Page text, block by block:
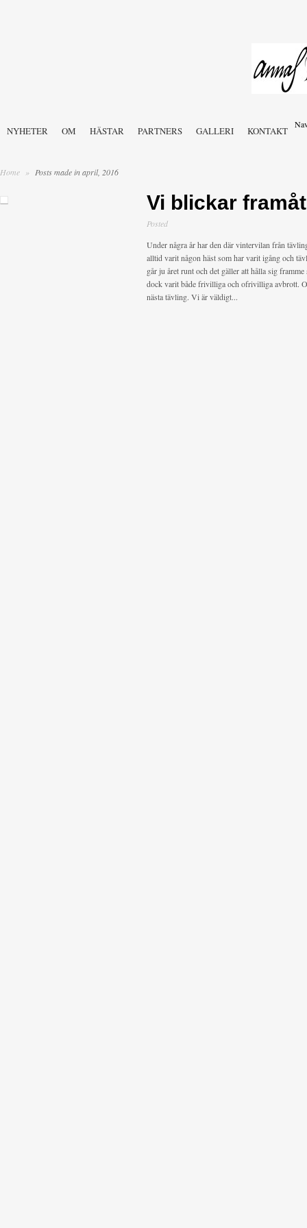
NYHETER OM HÄSTAR PARTNERS GALLERI KONTAKT
Home » Posts made in april, 2016
Vi blickar framåt
Posted
Under några år har den där vintervilan från
alltid varit någon häst som har varit igång och
går ju året runt och det gäller att hålla sig
dock varit både frivilliga och ofrivilliga avbrott.
nästa tävling. Vi är väldigt...